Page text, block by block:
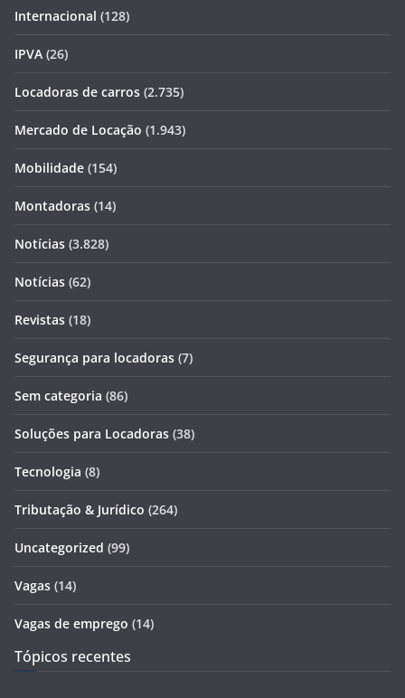
Internacional (128)
IPVA (26)
Locadoras de carros (2.735)
Mercado de Locação (1.943)
Mobilidade (154)
Montadoras (14)
Notícias (3.828)
Notícias (62)
Revistas (18)
Segurança para locadoras (7)
Sem categoria (86)
Soluções para Locadoras (38)
Tecnologia (8)
Tributação & Jurídico (264)
Uncategorized (99)
Vagas (14)
Vagas de emprego (14)
Tópicos recentes